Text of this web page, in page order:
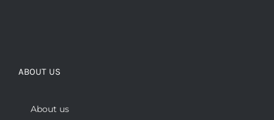
ABOUT US
About us